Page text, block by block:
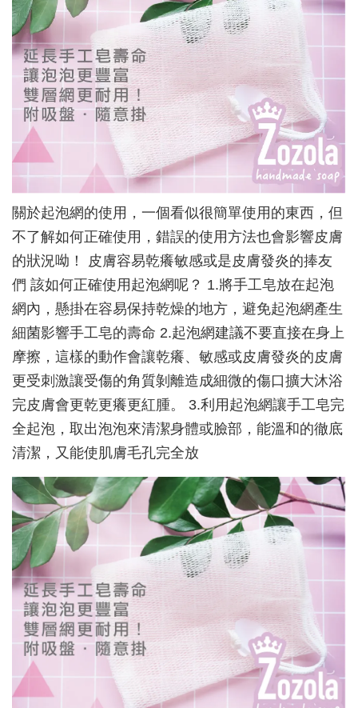
關於起泡網的使用，一個看似很簡單使用的東西，但
不了解如何正確使用，錯誤的使用方法也會影響皮膚
的狀況呦！ 皮膚容易乾癢敏感或是皮膚發炎的捧友
們 該如何正確使用起泡網呢？ 1.將手工皂放在起泡
網內，懸掛在容易保持乾燥的地方，避免起泡網產生
細菌影響手工皂的壽命 2.起泡網建議不要直接在身上
摩擦，這樣的動作會讓乾癢、敏感或皮膚發炎的皮膚
更受刺激讓受傷的角質剝離造成細微的傷口擴大沐浴
完皮膚會更乾更癢更紅腫。 3.利用起泡網讓手工皂完
全起泡，取出泡泡來清潔身體或臉部，能溫和的徹底
清潔，又能使肌膚毛孔完全放